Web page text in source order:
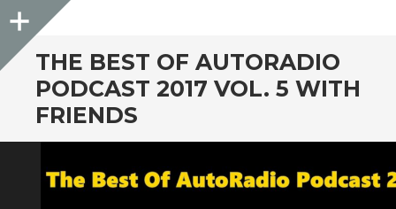
Sidebar
THE BEST OF AUTORADIO
PODCAST 2017 VOL. 5 WITH
FRIENDS